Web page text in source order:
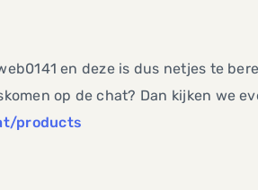
en deze is dus netjes te
op de chat? Dan kijken we
products